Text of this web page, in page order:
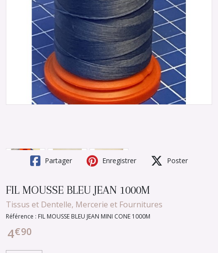
Partager Enregistrer Poster
FIL MOUSSE BLEU JEAN 1000M
Tissus et Dentelle, Mercerie et Fournitures
Référence : FIL MOUSSE BLEU JEAN MINI CONE 1000M
4€90